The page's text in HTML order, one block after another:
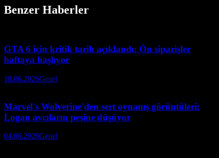
Benzer Haberler
GTA 6 için kritik tarih açıklandı: Ön siparişler
haftaya başlıyor
18.06.2026Genel
Marvel's Wolverine'den sert oynanış görüntüleri:
Logan avcıların peşine düşüyor
04.06.2026Genel